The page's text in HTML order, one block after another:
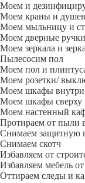
Моем и
Моем краны и
Моем мыльницу и
Моем дверные
Моем зеркала и
Пылесосим пол
Моем пол и
Моем розетки/
Моем шкафы внутри
Моем шкафы сверху
Моем настенный
Протираем от пыли
Снимаем защитную
Снимаем скотч
Избавляем от
Избавляем мебель
Оттираем следы и